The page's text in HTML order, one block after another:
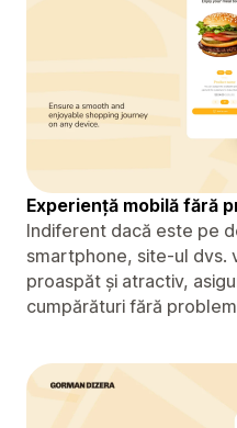
Experiență mobilă fără
Indiferent dacă este pe
smartphone, site-ul dvs.
proaspăt și atractiv,
cumpărături fără